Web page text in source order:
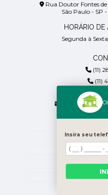
Rua Doutor Fontes de
São Paulo - SP
HORÁRIO DE
Segunda à
(11)
(11)
(11)
Insira seu